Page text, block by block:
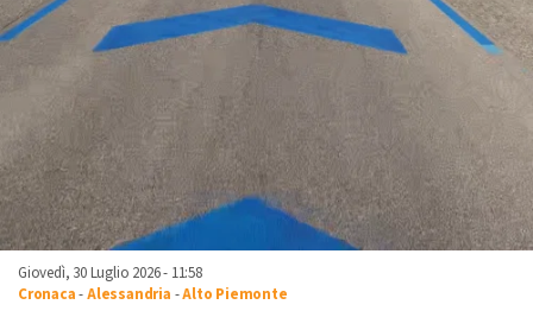
Giovedì, 30 Luglio 2026 - 11:58
Cronaca-Alessandria -Alto Piemonte